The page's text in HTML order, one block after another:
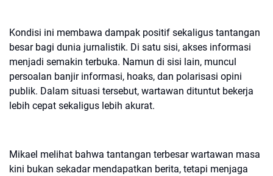
Kondisi ini membawa dampak positif sekaligus tantangan
besar bagi dunia jurnalistik. Di satu sisi, akses informasi
menjadi semakin terbuka. Namun di sisi lain, muncul
persoalan banjir informasi, hoaks, dan polarisasi opini
publik. Dalam situasi tersebut, wartawan dituntut bekerja
lebih cepat sekaligus lebih akurat.
Mikael melihat bahwa tantangan terbesar wartawan masa
kini bukan sekadar mendapatkan berita, tetapi menjaga